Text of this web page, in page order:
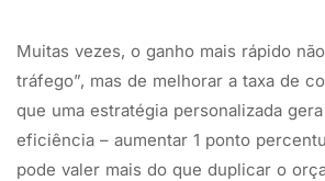
Muitas vezes, o ganho mais rápido
tráfego”, mas de melhorar a taxa de
que uma estratégia personalizada
eficiência – aumentar 1 ponto
pode valer mais do que duplicar o